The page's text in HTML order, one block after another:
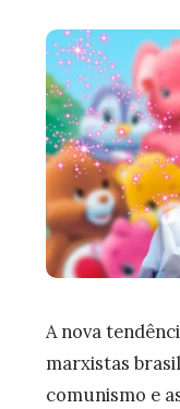
A nova
marxistas
comunismo e